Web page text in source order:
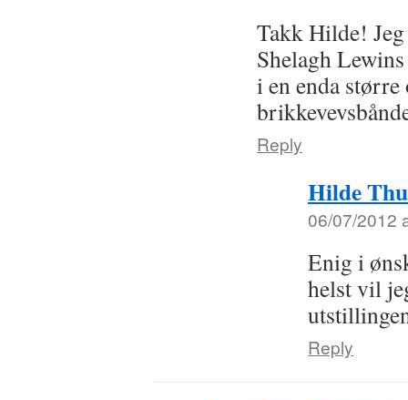
Takk Hilde!
Shelagh
i en enda
Reply
Hilde
06/07/2012
Enig i
helst vil
Reply